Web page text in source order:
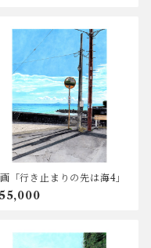
「行き止まりの先は海4」